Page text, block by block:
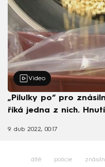
Video
„Pilulky po“ pro
říká jedna z nich.
9. dub 2022, 00:17
dítě policie